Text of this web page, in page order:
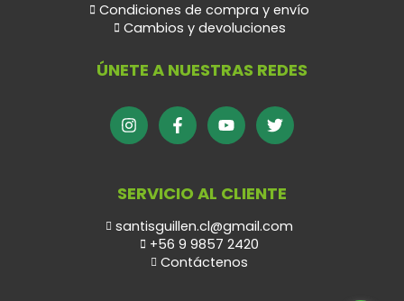
Condiciones de compra y envío
Cambios y devoluciones
ÚNETE A NUESTRAS REDES
SERVICIO AL CLIENTE
santisguillen.cl@gmail.com
+56 9 9857 2420
Contáctenos